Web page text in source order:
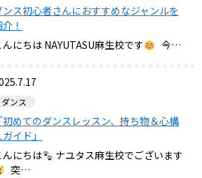
ンス初心者さんにおすすめなジャンルを
！
んにちは NAYUTASU麻生校です
今…
ダンス
「初めてのダンスレッスン、持ち物＆心構
イド」
んにちは
ナユタス麻生校でございます
突…